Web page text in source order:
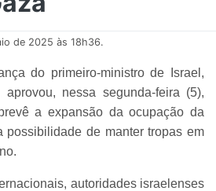
de 2025 às 18h36.
do primeiro-ministro de Israel,
aprovou, nessa segunda-feira (5),
a expansão da ocupação da
possibilidade de manter tropas em
autoridades israelenses